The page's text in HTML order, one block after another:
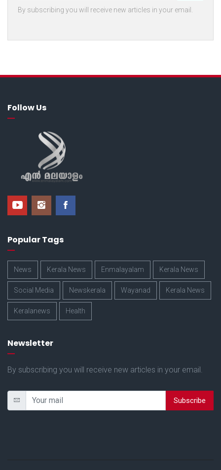
By subscribing you will receive new articles in your email.
Follow Us
Popular Tags
News Kerala News Enmalayalam Kerala News
Social Media Newskerala Wayanad Kerala News
Keralanews Health
Newsletter
By subscribing you will receive new articles in your email.
Subscribe